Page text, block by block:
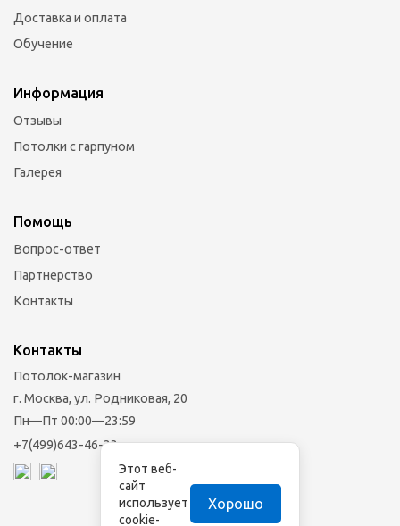
Доставка и оплата
Обучение
Информация
Отзывы
Потолки с гарпуном
Галерея
Помощь
Вопрос-ответ
Партнерство
Контакты
Контакты
Потолок-магазин
г. Москва, ул. Родниковая, 20
Пн—Пт 00:00—23:59
+7(499)643-46-33
Этот веб-
сайт
использует
cookie-
Хорошо